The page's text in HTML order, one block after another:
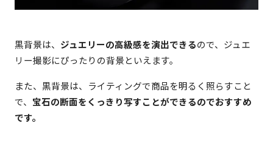
黒背景は、 ジュエリーの高級感を演出できるので、ジュエ
リー撮影にぴったりの背景といえます。
また、黒背景は、ライティングで商品を明るく照らすこと
で、 宝石の断面をくっきり写すことができるのでおすすめ
です。